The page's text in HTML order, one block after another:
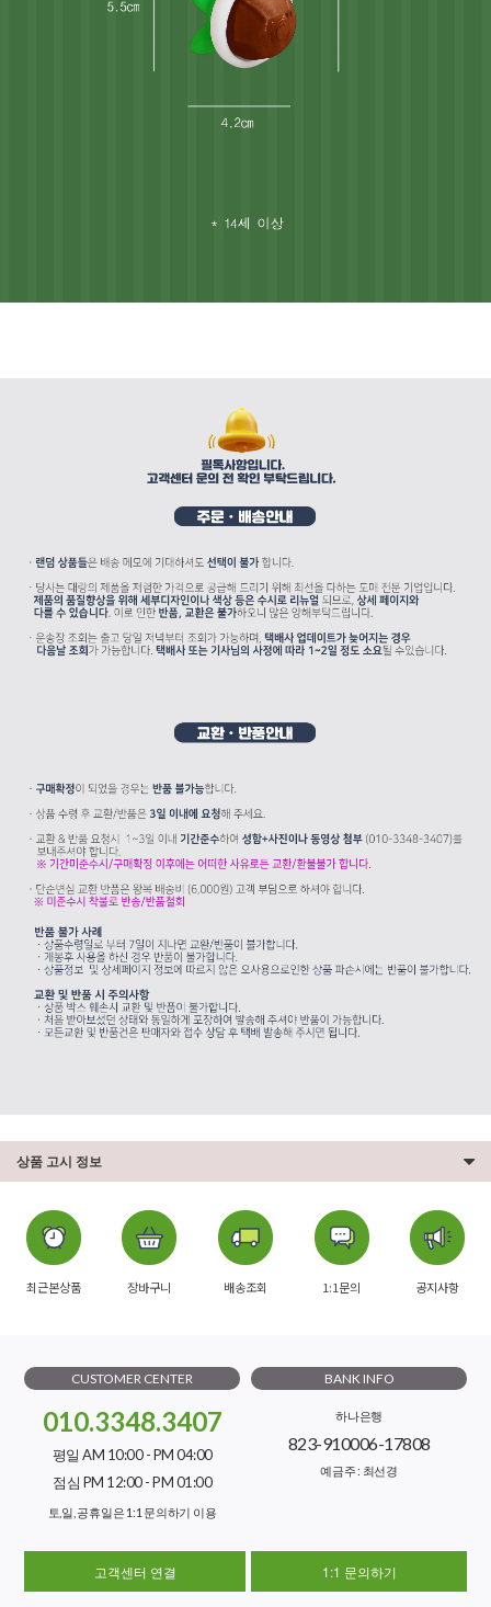
상품 고시 정보
최근본상품 장바구니 배송조회 1:1문의 공지사항
CUSTOMER CENTER
010.3348.3407
평일 AM 10:00 - PM 04:00
점심 PM 12:00 - PM 01:00
토,일, 공휴일은 1:1 문의하기 이용
BANK INFO
하나은행
823-910006-17808
예금주 : 최선경
고객센터 연결 1:1 문의하기